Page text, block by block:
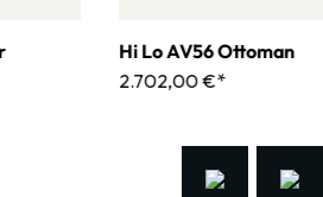
Hi Lo AV56 Ottoman
2.702,00 €*